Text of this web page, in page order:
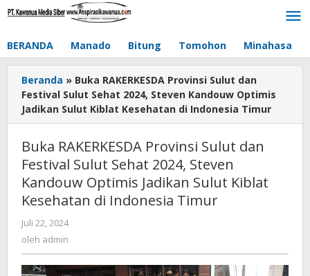
Lewati
BERANDA Manado Bitung Tomohon Minahasa
Beranda » Buka RAKERKESDA Provinsi Sulut dan
Festival Sulut Sehat 2024, Steven Kandouw Optimis
Jadikan Sulut Kiblat Kesehatan di Indonesia Timur
Buka RAKERKESDA Provinsi Sulut dan
Festival Sulut Sehat 2024, Steven
Kandouw Optimis Jadikan Sulut Kiblat
Kesehatan di Indonesia Timur
Juli 22, 2024
oleh admin